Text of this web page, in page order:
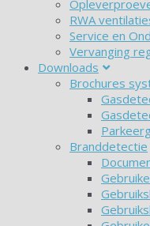
RWA
Service en
Vervanging
Downloads
Brochures
Branddetectie